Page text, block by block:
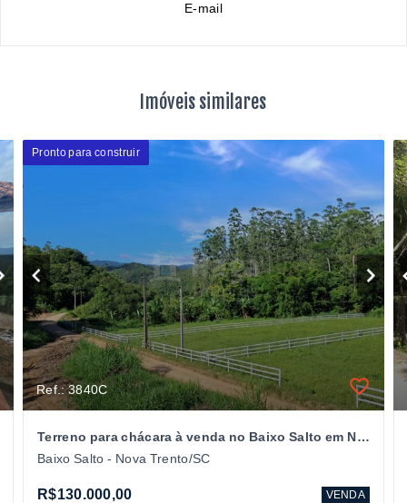
E-mail
Imóveis similares
Pronto para construir
Ref.: 3840C
Terreno para chácara à venda no Baixo Salto em Nova Trento/SC
Baixo Salto - Nova Trento/SC
R$130.000,00 VENDA